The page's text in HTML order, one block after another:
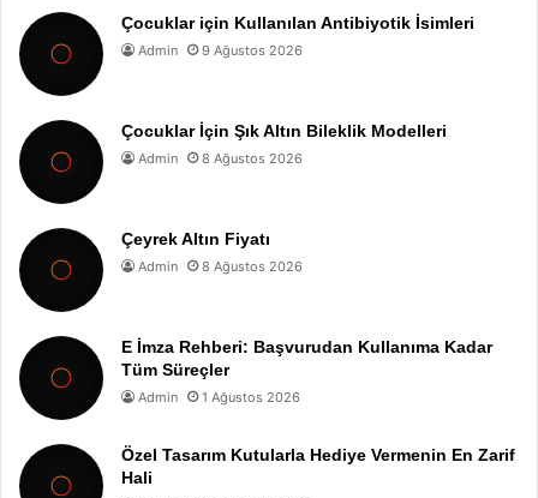
Çocuklar için Kullanılan Antibiyotik İsimleri
Admin 9 Ağustos 2026
Çocuklar İçin Şık Altın Bileklik Modelleri
Admin 8 Ağustos 2026
Çeyrek Altın Fiyatı
Admin 8 Ağustos 2026
E İmza Rehberi: Başvurudan Kullanıma Kadar
Tüm Süreçler
Admin 1 Ağustos 2026
Özel Tasarım Kutularla Hediye Vermenin En Zarif
Hali